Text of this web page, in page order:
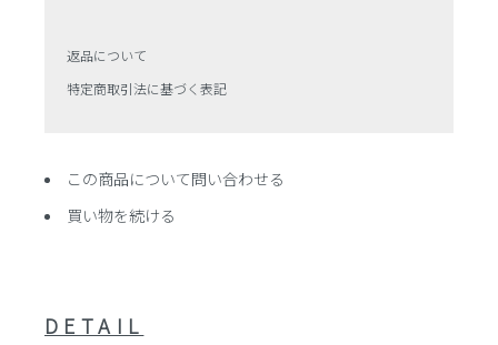
返品について
特定商取引法に基づく表記
この商品について問い合わせる
買い物を続ける
DETAIL